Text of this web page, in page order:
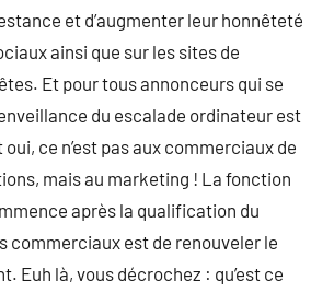
et d’augmenter leur honnêteté
ainsi que sur les sites de
Et pour tous annonceurs qui se
du escalade ordinateur est
ce n’est pas aux commerciaux de
mais au marketing ! La fonction
après la qualification du
commerciaux est de renouveler le
Euh là, vous décrochez : qu’est ce